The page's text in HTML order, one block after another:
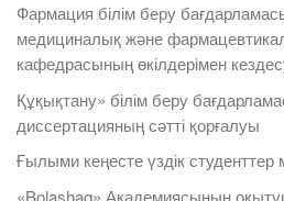
Фармация білім беру
медициналық және
кафедрасының өкілдерімен
Құқықтану» білім беру
диссертацияның сәтті қорғалуы
Ғылыми кеңесте үздік
«Bolashaq» Академиясының